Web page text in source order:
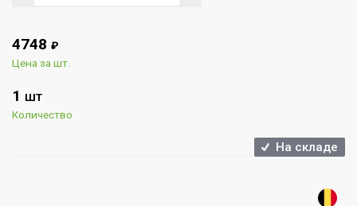
4748 ₽
Цена за шт.
1 ШТ
Количество
На складе